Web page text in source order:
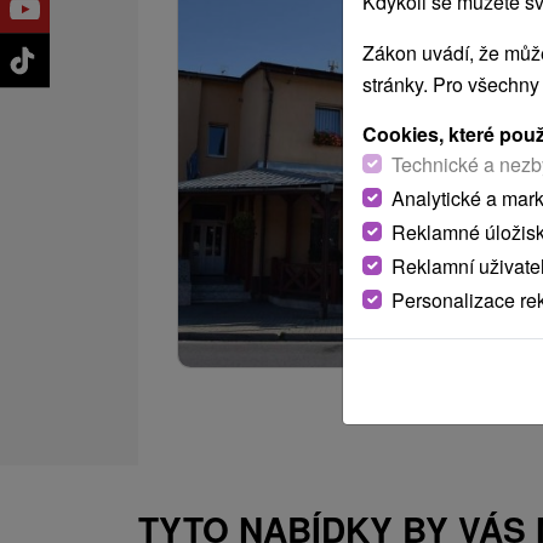
TYTO NABÍDKY BY VÁS
Zákon uvádí, že
stránky. Pro
Cookies, které
Technické a
Analytické a
Reklamné
Reklamní
Personalizace